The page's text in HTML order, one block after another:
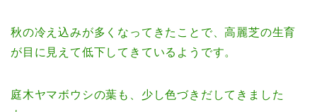
秋の冷え込みが多くなってきたことで、高麗芝の生育
が目に見えて低下してきているようです。
庭木ヤマボウシの葉も、少し色づきだしてきました